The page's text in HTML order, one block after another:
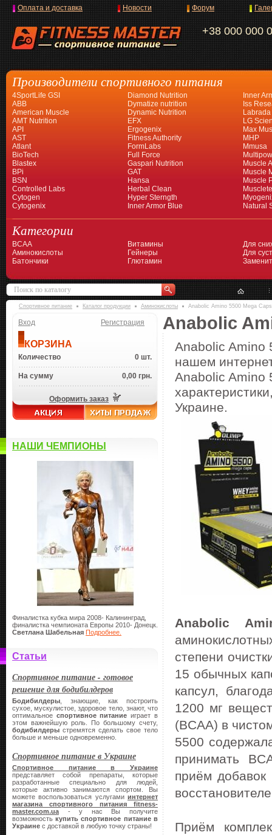
+38 000 000
Оплата и доставка Новости Форум
Производители спортивного питания
4SportLife GSI
ABB
American Muscle
AMT Nutrition
API
AST
Atlant
BioTech
Blastex
BPi
BSN
Controlled Labs
Cytogen
Cytogenix
Diamond Nutrition
Dymatize nutrition
Dynamic Nutrition
EFX
Ergogenix
Fitness Authority
FormLabs
Full Force
Gaspari Nutrition
GAT
Hansa
Herbal Clean
Hyper Sterngth
Inner Armor Blue
Inner
Iss
Labrada
LG
Max
MHP
Mmusa
Muscle
Muscle
Muscle
Natural
Категории
BCAA
Аминокислоты
Батончики
Витамины
Гейнеры
Глютамин
Для
Для
Спортивное питание Каталог продукции Аминокислоты Anabolic Amino 5500 Mega
Вход Регистрация
КОРЗИНА
Количество 0 шт.
На сумму 0,00 грн.
Оформить заказ
НАШИ ЧЕМПИОНЫ
Финалистка кубка мира 2008- Калининград,
финалистка чемпионата Европы 2010- Донецк.
Светлана Шабельная Подробнее.
Статьи
Спортивное питание - готовое
решение для бодибилдеров
Бодибилдеры , знающие, как построить
сухое, мускулистое, здоровое тело, знают, что
оптимальное спортивное питание играет в
этом важнейшую роль. По большому счету,
бодибилдеры стремятся сделать свое тело
больше и меньше одновременно.
Спортивное питание в Украине
Спортивное питание в Украине
представляет собой препараты, которые
разработанные специально для людей,
которые активно занимаются спортом. Вы
можете воспользоваться услугами интернет
магазина спортивного питания
fitness-
master.com.ua - у нас Вы получите
возможностькупить спортивное питание в
Украине с доставкой в любую точку страны!
Anabolic
Anabolic Amino
нашем
Anabolic Amino
Украине.
Anabolic
степени
15 обычных
капсул,
1200 мг
(BCAA) в
5500
принимать
приём
Приём